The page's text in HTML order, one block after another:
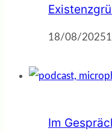
18/08/2025
Im